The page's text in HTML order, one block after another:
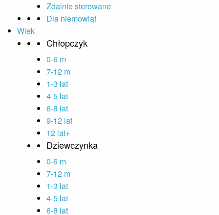
Zdalnie sterowane
Dla niemowląt
Wiek
Chłopczyk
0-6 m
7-12 m
1-3 lat
4-5 lat
6-8 lat
9-12 lat
12 lat+
Dziewczynka
0-6 m
7-12 m
1-3 lat
4-5 lat
6-8 lat